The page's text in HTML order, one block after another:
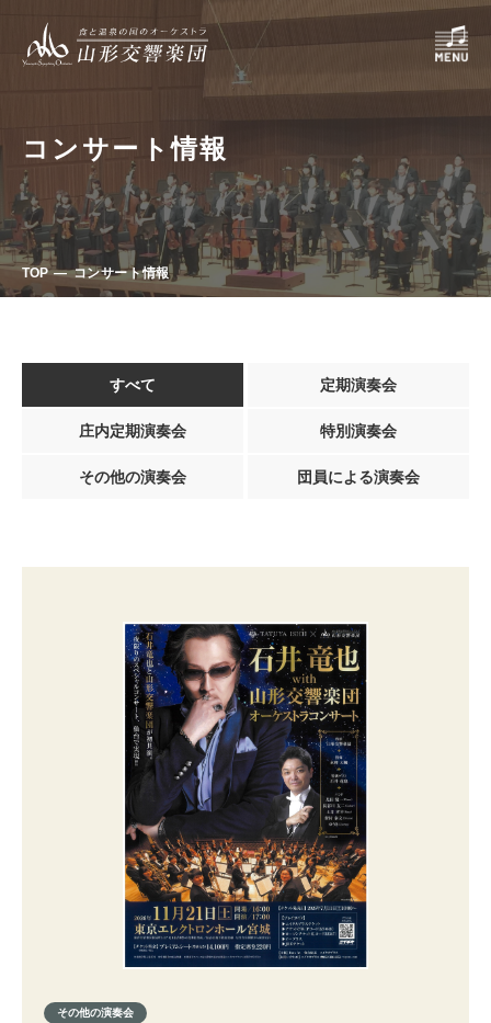
コンサート情報
TOP コンサート情報
すべて 定期演奏会
庄内定期演奏会 特別演奏会
その他の演奏会 団員による演奏会
その他の演奏会